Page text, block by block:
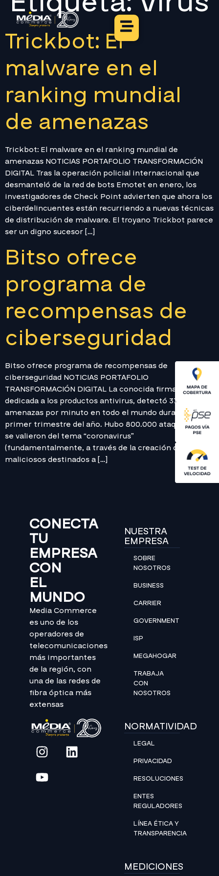
Trickbot: El
malware en el
ranking mundial
de amenazas
Trickbot: El malware en el ranking mundial de
amenazas NOTICIAS PORTAFOLIO TRANSFORMACIÓN
DIGITAL Tras la operación policial internacional que
desmanteló de la red de bots Emotet en enero, los
investigadores de Check Point advierten que ahora los
ciberdelincuentes están recurriendo a nuevas técnicas
de distribución de malware. El troyano Trickbot parece
ser un digno sucesor […]
Bitso ofrece
programa de
recompensas de
ciberseguridad
Bitso ofrece programa de recompensas de
ciberseguridad NOTICIAS PORTAFOLIO
TRANSFORMACIÓN DIGITAL La conocida firma McAfee,
dedicada a los productos antivirus, detectó 375
amenazas por minuto en todo el mundo durante el
primer trimestre del año. Hubo 800.000 ataques que
se valieron del tema “coronavirus”
(fundamentalmente, a través de la creación de sitios
maliciosos destinados a […]
CONECTA
TU
EMPRESA
CON
EL
MUNDO
Media Commerce
es uno de los
operadores de
telecomunicaciones
más importantes
de la región, con
una de las redes de
fibra óptica más
extensas
NUESTRA
EMPRESA
SOBRE
NOSOTROS
BUSINESS
CARRIER
GOVERNMENT
ISP
MEGAHOGAR
TRABAJA
CON
NOSOTROS
NORMATIVIDAD
LEGAL
PRIVACIDAD
RESOLUCIONES
ENTES
REGULADORES
LÍNEA ÉTICA Y
TRANSPARENCIA
MEDICIONES